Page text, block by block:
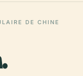
DE CHINE